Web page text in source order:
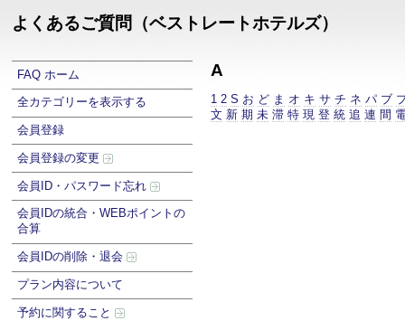
よくあるご質問（ベストレートホテルズ）
FAQ ホーム
全カテゴリーを表示する
会員登録
会員登録の変更
会員ID・パスワード忘れ
会員IDの統合・WEBポイントの
合算
会員IDの削除・退会
プラン内容について
予約に関すること
A
1 2 S お ど ま オ キ サ チ ネ パ ブ
文 新 期 未 滞 特 現 登 統 追 連 間